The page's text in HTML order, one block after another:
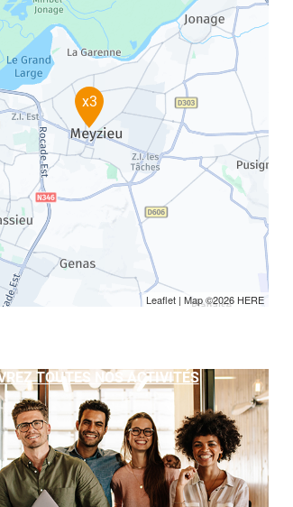
x3
Leaflet | Map ©2026 HERE
TOUTES NOS ACTIVITÉS